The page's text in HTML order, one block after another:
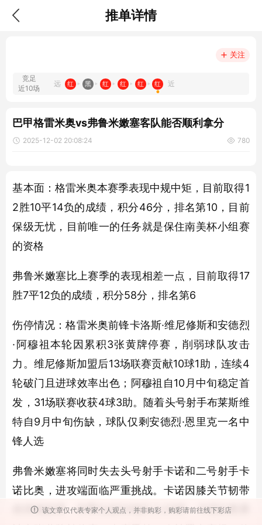
推单详情
关注
竞足
近10场
远 红 黑 红 红 红 红 近
巴甲格雷米奥vs弗鲁米嫩塞客队能否顺利拿分
2025-12-02 20:08:24 780
基本面：格雷米奥本赛季表现中规中矩，目前取得1
2胜10平14负的成绩，积分46分，排名第10，目前
保级无忧，目前唯一的任务就是保住南美杯小组赛
的资格
弗鲁米嫩塞比上赛季的表现相差一点，目前取得17
胜7平12负的成绩，积分58分，排名第6
伤停情况：格雷米奥前锋卡洛斯·维尼修斯和安德烈
·阿穆祖本轮因累积3张黄牌停赛，削弱球队攻击
力。维尼修斯加盟后13场联赛贡献10球1助，连续4
轮破门且进球效率出色；阿穆祖自10月中旬稳定首
发，31场联赛收获4球3助。随着头号射手布莱斯维
特自9月中旬伤缺，球队仅剩安德烈·恩里克一名中
锋人选
弗鲁米嫩塞将同时失去头号射手卡诺和二号射手卡
诺比奥，进攻端面临严重挑战。卡诺因膝关节韧带
炎持续缺席，本季出战50场打入20球；卡诺比奥累
该文章仅代表专家个人观点，并非购彩，购彩请前往线下彩店